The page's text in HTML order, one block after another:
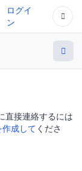
ログイ
ン
直接連絡するには
作成して くださ